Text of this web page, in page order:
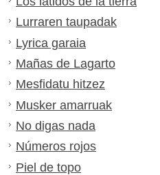
Lurraren taupadak
Lyrica garaia
Mañas de Lagarto
Mesfidatu hitzez
Musker amarruak
No digas nada
Números rojos
Piel de topo